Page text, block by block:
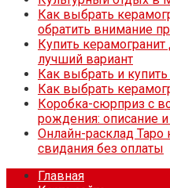
Как выбрать
обратить внимание
Купить
лучший вариант
Как выбрать и
Как выбрать
Коробка-сюрприз с
рождения: описание
Онлайн-расклад Таро
свидания без оплаты
Главная